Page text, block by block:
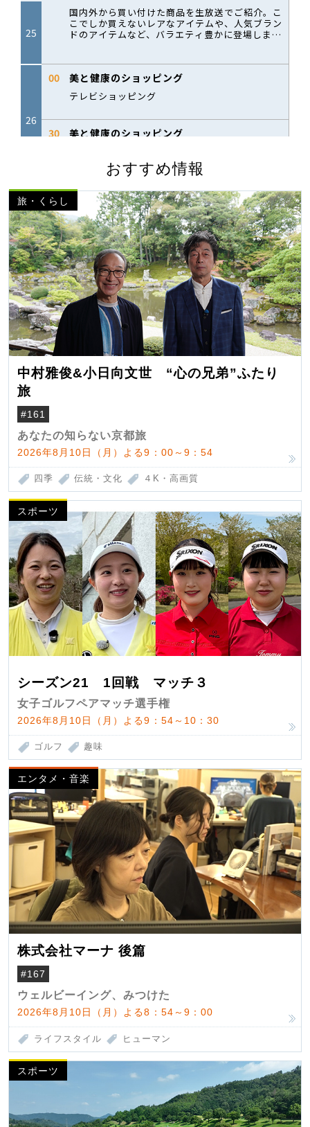
おすすめ情報
旅・くらし
中村雅俊&小日向文世 “心の兄弟”ふたり
旅
#161
あなたの知らない京都旅
2026年8月10日（月）よる9：00～9：54
四季 伝統・文化 ４K・高画質
スポーツ
シーズン21 1回戦 マッチ３
女子ゴルフペアマッチ選手権
2026年8月10日（月）よる9：54～10：30
ゴルフ 趣味
エンタメ・音楽
株式会社マーナ 後篇
#167
ウェルビーイング、みつけた
2026年8月10日（月）よる8：54～9：00
ライフスタイル ヒューマン
スポーツ